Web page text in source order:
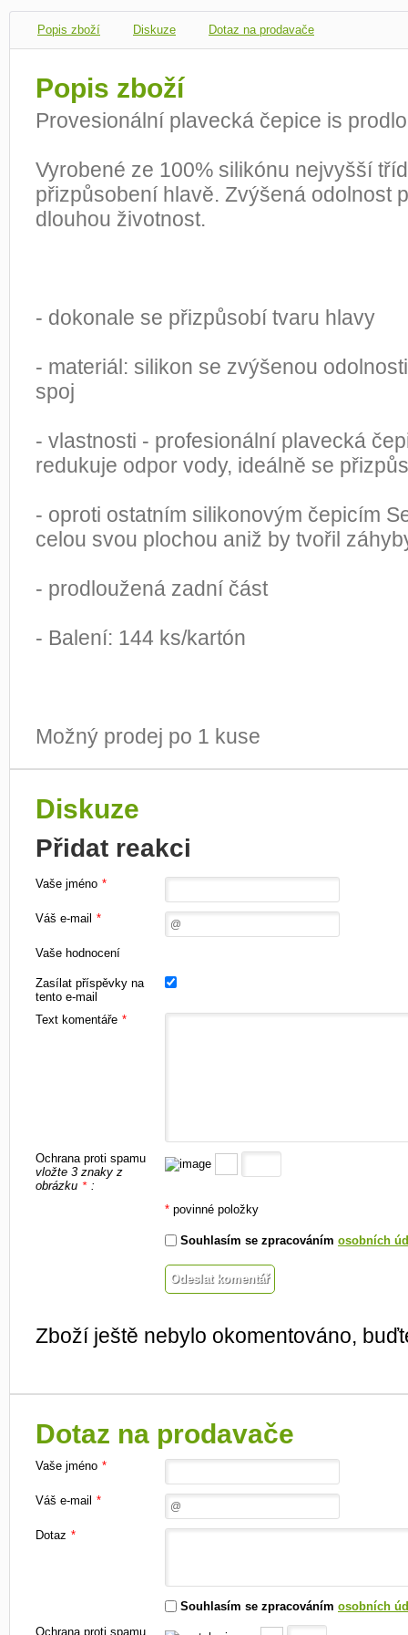
Popis zboží Diskuze Dotaz na prodavače
Popis zboží
Provesionální plavecká čepice is
Vyrobené ze 100% silikónu nejvyšší
přizpůsobení hlavě. Zvýšená odolnost
dlouhou životnost.
- dokonale se přizpůsobí tvaru hlavy
- materiál: silikon se zvýšenou
spoj
- vlastnosti - profesionální plavecká
redukuje odpor vody, ideálně se
- oproti ostatním silikonovým čepicím
celou svou plochou aniž by tvořil
- prodloužená zadní část
- Balení: 144 ks/kartón
Možný prodej po 1 kuse
Diskuze
Přidat reakci
Vaše jméno *
Váš e-mail *
Vaše hodnocení
Zasílat příspěvky na
tento e-mail
Text komentáře *
Ochrana proti spamu
vložte 3 znaky z
obrázku * :
* povinné položky
Souhlasím se zpracováním osobních
Zboží ještě nebylo okomentováno,
Dotaz na prodavače
Vaše jméno *
Váš e-mail *
Dotaz *
Souhlasím se zpracováním osobních
Ochrana proti spamu